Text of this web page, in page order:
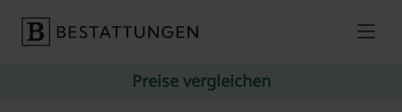
Preise vergleichen